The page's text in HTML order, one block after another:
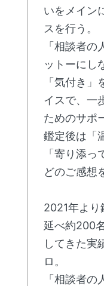
いをメイン
スを行う。
「相談者
ットーにし
「気付き
イスで、一
ためのサポ
鑑定後は「
「寄り添
どのご感想
2021年より
延べ約200
してきた実
ロ。
「相談者